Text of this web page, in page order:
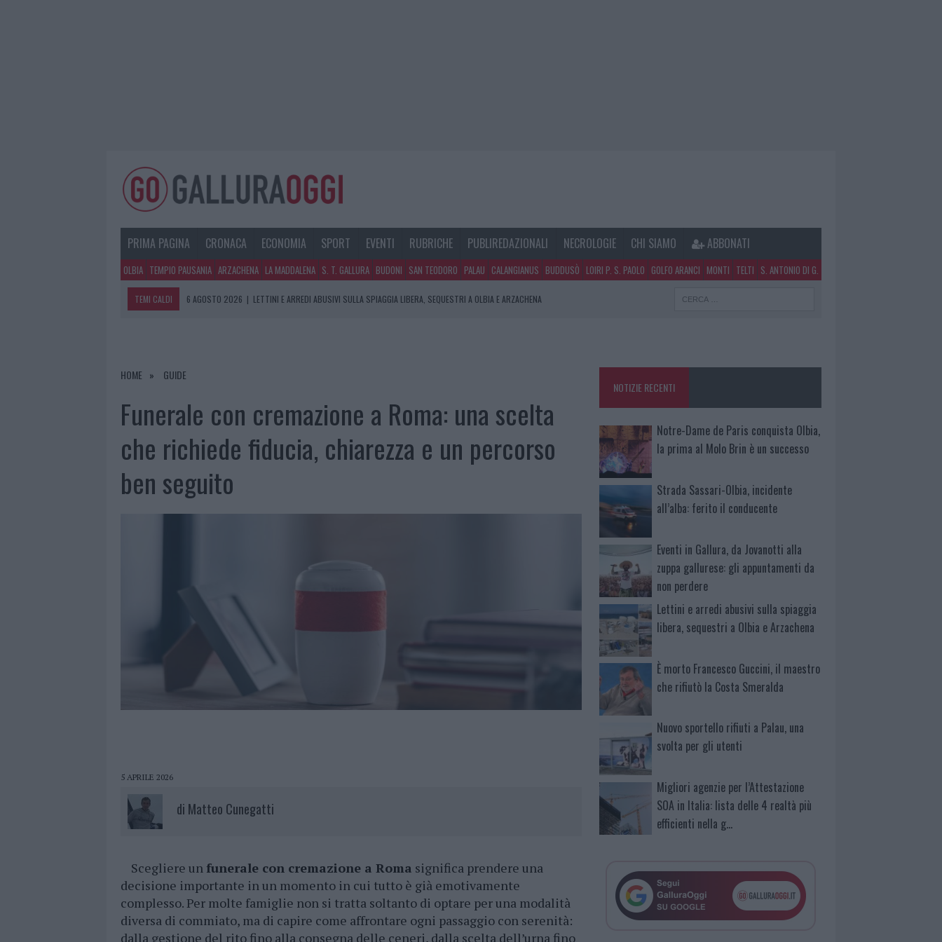
PRIMA PAGINA CRONACA ECONOMIA SPORT EVENTI RUBRICHE PUBLIREDAZIONALI NECROLOGIE CHI SIAMO ABBONATI
OLBIA TEMPIO PAUSANIA ARZACHENA LA MADDALENA S. T. GALLURA BUDONI SAN TEODORO PALAU CALANGIANUS BUDDUSÒ LOIRI P. S. PAOLO GOLFO ARANCI MONTI TELTI S. ANTONIO DI G.
TEMI CALDI 6 AGOSTO 2026 | LETTINI E ARREDI ABUSIVI SULLA SPIAGGIA LIBERA, SEQUESTRI A OLBIA E ARZACHENA
HOME GUIDE
Funerale con cremazione a Roma: una scelta
che richiede fiducia, chiarezza e un percorso
ben seguito
5 APRILE 2026
di Matteo Cunegatti
Scegliere un funerale con cremazione a Roma significa prendere una
decisione importante in un momento in cui tutto è già emotivamente
complesso. Per molte famiglie non si tratta soltanto di optare per una modalità
diversa di commiato, ma di capire come affrontare ogni passaggio con serenità:
dalla gestione del rito fino alla consegna delle ceneri, dalla scelta dell’urna fino
NOTIZIE RECENTI
Notre-Dame de Paris conquista Olbia,
la prima al Molo Brin è un successo
Strada Sassari-Olbia, incidente
all’alba: ferito il conducente
Eventi in Gallura, da Jovanotti alla
zuppa gallurese: gli appuntamenti da
non perdere
Lettini e arredi abusivi sulla spiaggia
libera, sequestri a Olbia e Arzachena
È morto Francesco Guccini, il maestro
che rifiutò la Costa Smeralda
Nuovo sportello rifiuti a Palau, una
svolta per gli utenti
Migliori agenzie per l’Attestazione
SOA in Italia: lista delle 4 realtà più
efficienti nella g…